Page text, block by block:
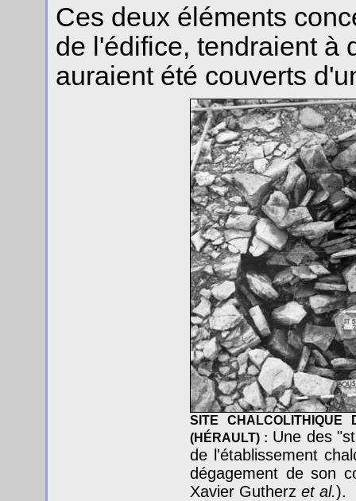
Ces deux éléments
de l'édifice, tendraient à
auraient été couverts
SITE CHALCOLITHIQUE
(HÉRAULT) : Une des
de l'établissement
dégagement de son
Xavier Gutherz et al.).